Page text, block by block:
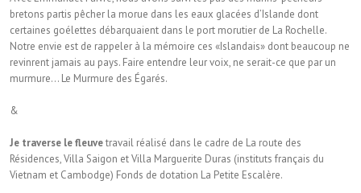
bretons partis pêcher la morue dans les eaux glacées d’Islande dont
certaines goélettes débarquaient dans le port morutier de La Rochelle.
Notre envie est de rappeler à la mémoire ces «Islandais» dont beaucoup ne
revinrent jamais au pays. Faire entendre leur voix, ne serait-ce que par un
murmure… Le Murmure des Égarés.
&
Je traverse le fleuvetravail réalisé dans le cadre de La route des
Résidences, Villa Saigon et Villa Marguerite Duras (instituts français du
Vietnam et Cambodge) Fonds de dotation La Petite Escalère.